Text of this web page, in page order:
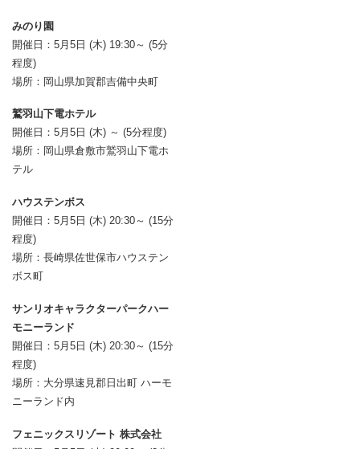
みのり園
開催日：5月5日 (木) 19:30～ (5分
程度)
場所：岡山県加賀郡吉備中央町
鷲羽山下電ホテル
開催日：5月5日 (木) ～ (5分程度)
場所：岡山県倉敷市鷲羽山下電ホ
テル
ハウステンボス
開催日：5月5日 (木) 20:30～ (15分
程度)
場所：長崎県佐世保市ハウステン
ボス町
サンリオキャラクターパークハー
モニーランド
開催日：5月5日 (木) 20:30～ (15分
程度)
場所：大分県速見郡日出町 ハーモ
ニーランド内
フェニックスリゾート 株式会社